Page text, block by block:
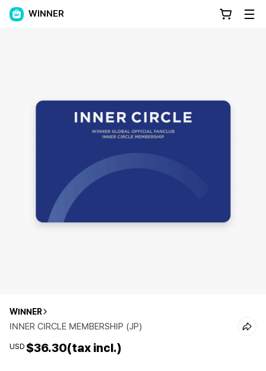
WINNER
WINNER
INNER CIRCLE MEMBERSHIP (JP)
USD $36.30(tax incl.)